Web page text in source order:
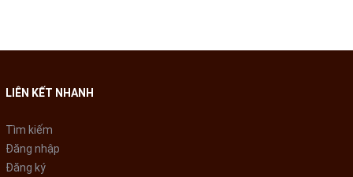
LIÊN KẾT NHANH
Tìm kiếm
Đăng nhập
Đăng ký